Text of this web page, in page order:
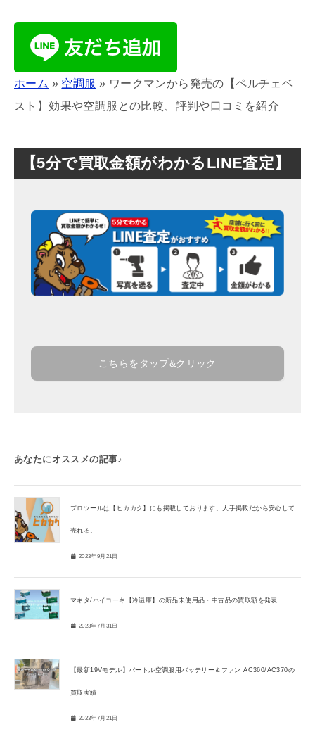
ホーム » 空調服 » ワークマンから発売の【ペルチェベ
スト】効果や空調服との比較、評判や口コミを紹介
【5分で買取金額がわかるLINE査定】
こちらをタップ&クリック
あなたにオススメの記事♪
プロツールは【ヒカカク】にも掲載しております。大手掲載だから安心して
売れる。
2023年9月21日
マキタ/ハイコーキ【冷温庫】の新品未使用品・中古品の買取額を発表
2023年7月31日
【最新19Vモデル】バートル空調服用バッテリー＆ファン AC360/AC370の
買取実績
2023年7月21日